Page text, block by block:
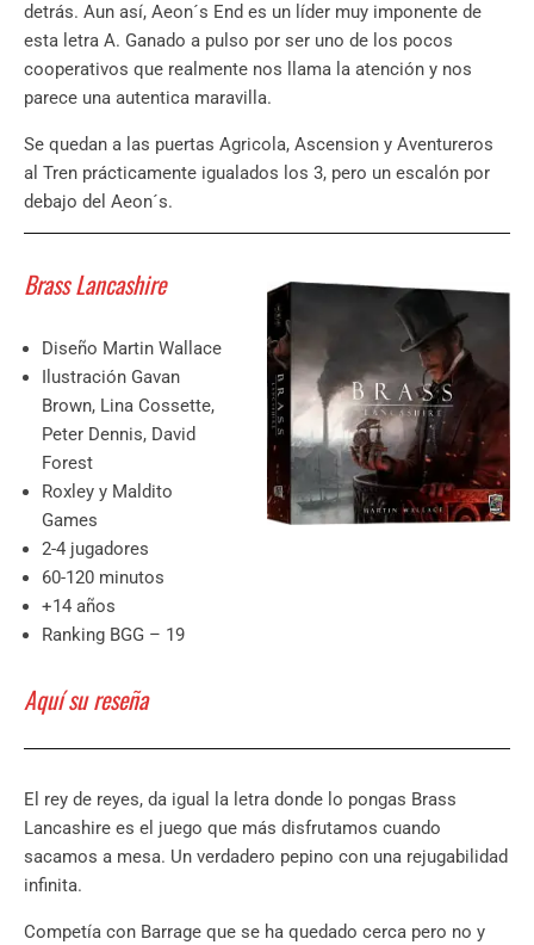
detrás. Aun así, Aeon´s End es un líder muy imponente de
esta letra A. Ganado a pulso por ser uno de los pocos
cooperativos que realmente nos llama la atención y nos
parece una autentica maravilla.
Se quedan a las puertas Agricola, Ascension y Aventureros
al Tren prácticamente igualados los 3, pero un escalón por
debajo del Aeon´s.
Brass Lancashire
Diseño Martin Wallace
Ilustración Gavan
Brown, Lina Cossette,
Peter Dennis, David
Forest
Roxley y Maldito
Games
2-4 jugadores
60-120 minutos
+14 años
Ranking BGG – 19
Aquí su reseña
El rey de reyes, da igual la letra donde lo pongas Brass
Lancashire es el juego que más disfrutamos cuando
sacamos a mesa. Un verdadero pepino con una rejugabilidad
infinita.
Competía con Barrage que se ha quedado cerca pero no y